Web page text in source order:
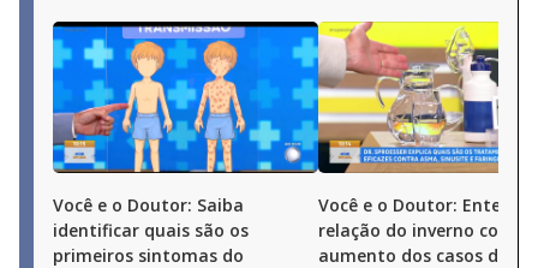
Você e o Doutor: Saiba
identificar quais são os
primeiros sintomas do
Você e o Doutor: Entenda
relação do inverno com o
aumento dos casos de